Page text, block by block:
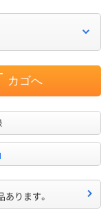
カゴへ
あります。